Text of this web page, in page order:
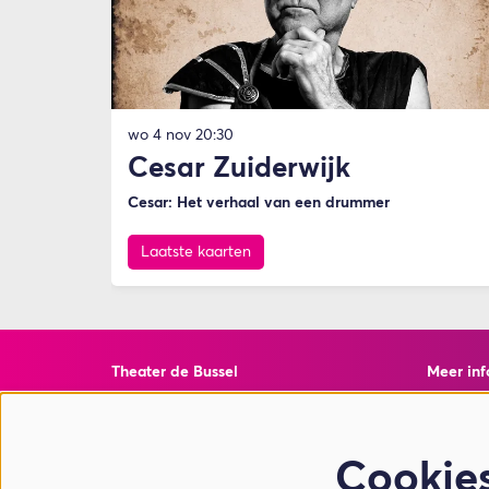
Cesar Zuiderwijk
Cesar: Het verhaal van een drummer
wo 4 nov 20:30
Laatste kaarten
Theater de Bussel Meer
ANBI